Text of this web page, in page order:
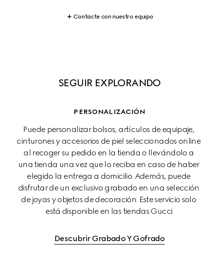
Contacte con nuestro equipo
SEGUIR EXPLORANDO
PERSONALIZACIÓN
Puede personalizar bolsos, artículos de equipaje,
cinturones y accesorios de piel seleccionados online
al recoger su pedido en la tienda o llevándolo a
una tienda una vez que lo reciba en caso de haber
elegido la entrega a domicilio. Además, puede
disfrutar de un exclusivo grabado en una selección
de joyas y objetos de decoración. Este servicio solo
está disponible en las tiendas Gucci.
Descubrir Grabado Y Gofrado